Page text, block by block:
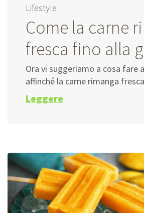
Lifestyle
Come la carne
fresca fino alla
Ora vi suggeriamo a cosa fare
affinché la carne rimanga
Leggere